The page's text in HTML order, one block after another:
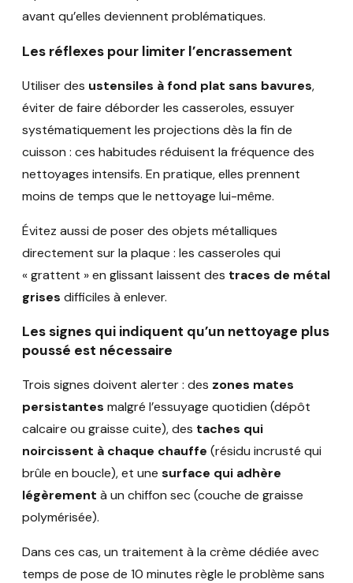
avant qu’elles deviennent problématiques.
Les réflexes pour limiter l’encrassement
Utiliser des ustensiles à fond plat sans bavures,
éviter de faire déborder les casseroles, essuyer
systématiquement les projections dès la fin de
cuisson : ces habitudes réduisent la fréquence des
nettoyages intensifs. En pratique, elles prennent
moins de temps que le nettoyage lui-même.
Évitez aussi de poser des objets métalliques
directement sur la plaque : les casseroles qui
« grattent » en glissant laissent des traces de métal
grises difficiles à enlever.
Les signes qui indiquent qu’un nettoyage plus
poussé est nécessaire
Trois signes doivent alerter : des zones mates
persistantes malgré l’essuyage quotidien (dépôt
calcaire ou graisse cuite), des taches qui
noircissent à chaque chauffe (résidu incrusté qui
brûle en boucle), et une surface qui adhère
légèrement à un chiffon sec (couche de graisse
polymérisée).
Dans ces cas, un traitement à la crème dédiée avec
temps de pose de 10 minutes règle le problème sans